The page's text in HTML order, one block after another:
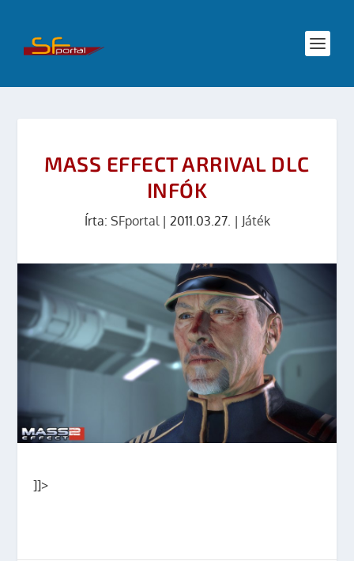
MASS EFFECT ARRIVAL DLC
INFÓK
Írta: SFportal| 2011.03.27. | Játék
]]>